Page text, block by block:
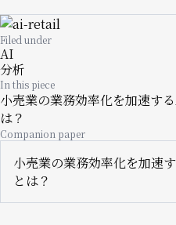
Image
Filed under
AI
分析
In this piece
小売業の業務効率化を加速す
は？
Companion paper
小売業の業務効率化を加速
とは？